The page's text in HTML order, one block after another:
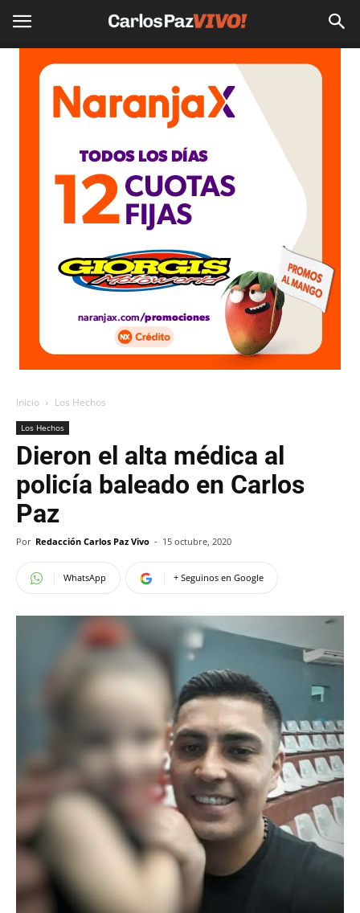
Inicio Los Hechos
Los Hechos
Dieron el alta médica al
policía baleado en Carlos
Paz
Por Redacción Carlos Paz Vivo - 15 octubre, 2020
WhatsApp + Seguinos en Google